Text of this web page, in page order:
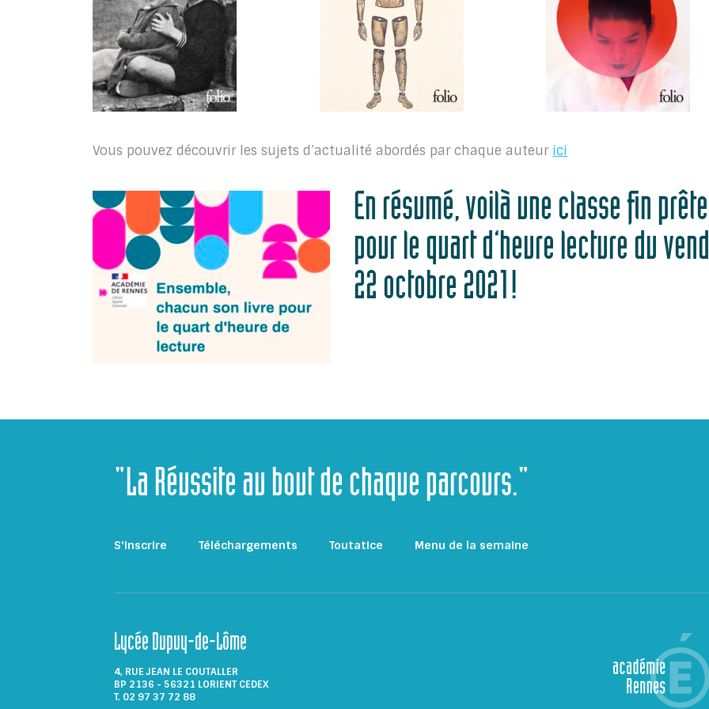
Vous pouvez découvrir les sujets d’actualité abordés par chaque auteur ici
En résumé, voilà une classe fin prête
pour le quart d’heure lecture du
22 octobre 2021!
"La Réussite au bout de chaque parcours."
S'inscrire Téléchargements Toutatice Menu de la semaine
Lycée Dupuy-de-Lôme
4, RUE JEAN LE COUTALLER
BP 2136 - 56321 LORIENT CEDEX
T. 02 97 37 72 88